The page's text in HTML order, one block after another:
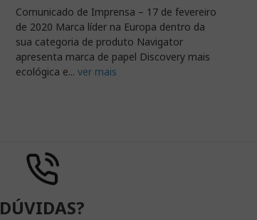
Comunicado de Imprensa – 17 de fevereiro
de 2020 Marca líder na Europa dentro da
sua categoria de produto Navigator
apresenta marca de papel Discovery mais
ecológica e... ver mais
DÚVIDAS?